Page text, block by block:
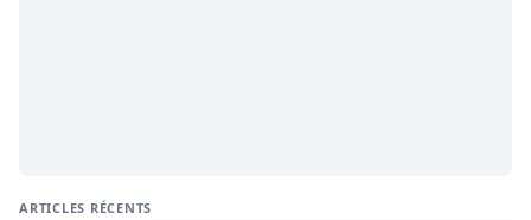
ARTICLES RÉCENTS